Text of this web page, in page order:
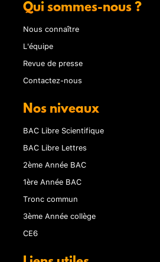
Qui sommes-nous ?
Nous connaître
L'équipe
Revue de presse
Contactez-nous
Nos niveaux
BAC Libre Scientifique
BAC Libre Lettres
2ème Année BAC
1ère Année BAC
Tronc commun
3ème Année collège
CE6